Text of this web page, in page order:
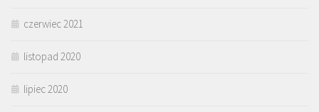
czerwiec 2021
listopad 2020
lipiec 2020